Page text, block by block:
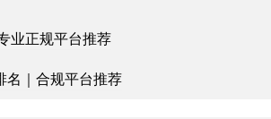
业正规平台推荐
名｜合规平台推荐